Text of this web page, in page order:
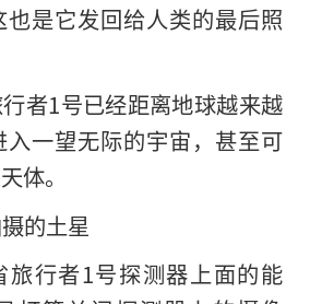
是它发回给人类的最后照
者1号已经距离地球越来越
一望无际的宇宙，甚至可
体。
的土星
旅行者1号探测器上面的能